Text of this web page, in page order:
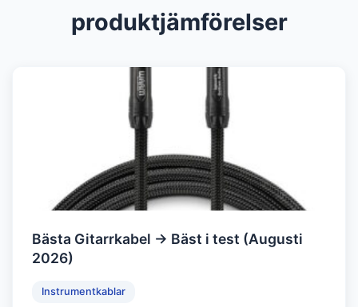
produktjämförelser
Bästa Gitarrkabel → Bäst i test (Augusti
2026)
Instrumentkablar